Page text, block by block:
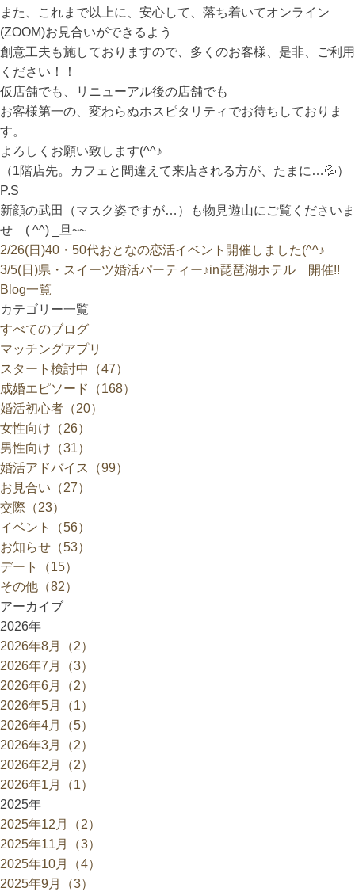
また、これまで以上に、安心して、落ち着いてオンライン
(ZOOM)お見合いができるよう
創意工夫も施しておりますので、多くのお客様、是非、ご利用
ください！！
仮店舗でも、リニューアル後の店舗でも
お客様第一の、変わらぬホスピタリティでお待ちしておりま
す。
よろしくお願い致します(^^♪
（1階店先。カフェと間違えて来店される方が、たまに…💦）
P.S
新顔の武田（マスク姿ですが…）も物見遊山にご覧くださいま
せ ( ^^) _旦~~
2/26(日)40・50代おとなの恋活イベント開催しました(^^♪
3/5(日)県・スイーツ婚活パーティー♪in琵琶湖ホテル 開催!!
Blog一覧
カテゴリー一覧
すべてのブログ
マッチングアプリ
スタート検討中（47）
成婚エピソード（168）
婚活初心者（20）
女性向け（26）
男性向け（31）
婚活アドバイス（99）
お見合い（27）
交際（23）
イベント（56）
お知らせ（53）
デート（15）
その他（82）
アーカイブ
2026年
2026年8月（2）
2026年7月（3）
2026年6月（2）
2026年5月（1）
2026年4月（5）
2026年3月（2）
2026年2月（2）
2026年1月（1）
2025年
2025年12月（2）
2025年11月（3）
2025年10月（4）
2025年9月（3）